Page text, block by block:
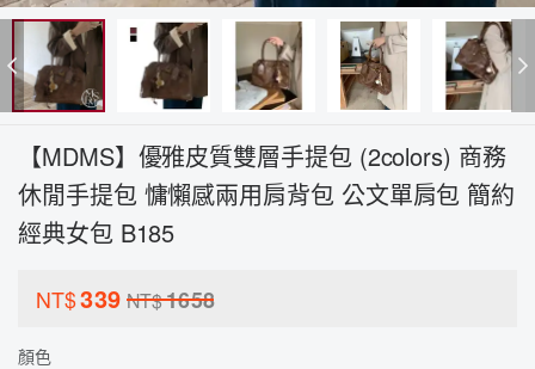
【MDMS】優雅皮質雙層手提包 (2colors) 商務
休閒手提包 慵懶感兩用肩背包 公文單肩包 簡約
經典女包 B185
NT$339 NT$1658
顏色